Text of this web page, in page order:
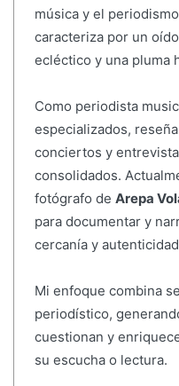
música y el
caracteriza por un
ecléctico y una pluma
Como periodista
especializados,
conciertos y
consolidados.
fotógrafo de Arepa
para documentar y
cercanía y
Mi enfoque combina
periodístico,
cuestionan y
su escucha o lectura.